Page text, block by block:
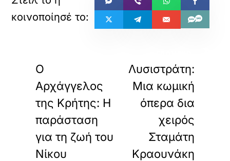
Ο
Αρχάγγελος
της Κρήτης: Η
παράσταση
για τη ζωή του
Νίκου
Λυσιστράτη:
Μια κωμική
όπερα δια
χειρός
Σταμάτη
Κραουνάκη